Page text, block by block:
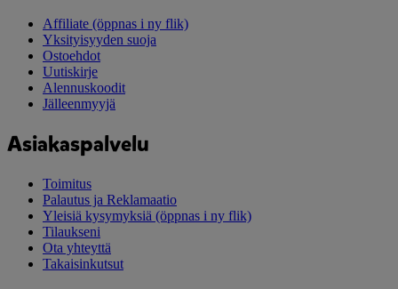
Affiliate (öppnas i ny flik)
Yksityisyyden suoja
Ostoehdot
Uutiskirje
Alennuskoodit
Jälleenmyyjä
Asiakaspalvelu
Toimitus
Palautus ja Reklamaatio
Yleisiä kysymyksiä (öppnas i ny flik)
Tilaukseni
Ota yhteyttä
Takaisinkutsut